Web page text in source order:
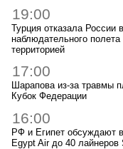
19:00
Турция отказала России
наблюдательного
территорией
17:00
Шарапова из-за травмы
Кубок Федерации
16:00
РФ и Египет обсуждают
Egypt Air до 40 лайнеров